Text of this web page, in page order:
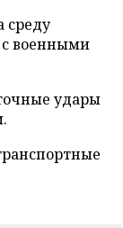
среду
с военными
удары